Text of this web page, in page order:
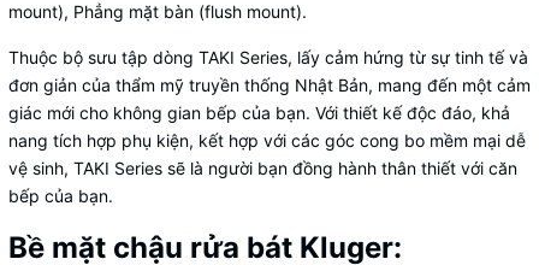
mount), Phẳng mặt bàn (flush mount).
Thuộc bộ sưu tập dòng TAKI Series, lấy cảm hứng từ sự tinh tế và
đơn giản của thẩm mỹ truyền thống Nhật Bản, mang đến một cảm
giác mới cho không gian bếp của bạn. Với thiết kế độc đáo, khả
nang tích hợp phụ kiện, kết hợp với các góc cong bo mềm mại dễ
vệ sinh, TAKI Series sẽ là người bạn đồng hành thân thiết với căn
bếp của bạn.
Bề mặt chậu rửa bát Kluger: